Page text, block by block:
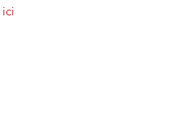
ici